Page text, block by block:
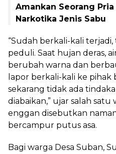
Amankan Seorang
Narkotika Jenis Sabu
“Sudah berkali-kali
peduli. Saat hujan deras,
berubah warna dan
lapor berkali-kali ke pihak
sekarang tidak ada
diabaikan,” ujar salah satu
enggan disebutkan
bercampur putus asa.
Bagi warga Desa Suban,